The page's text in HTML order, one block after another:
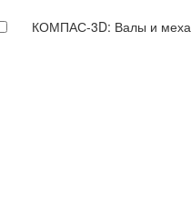
КОМПАС-3D: Валы и